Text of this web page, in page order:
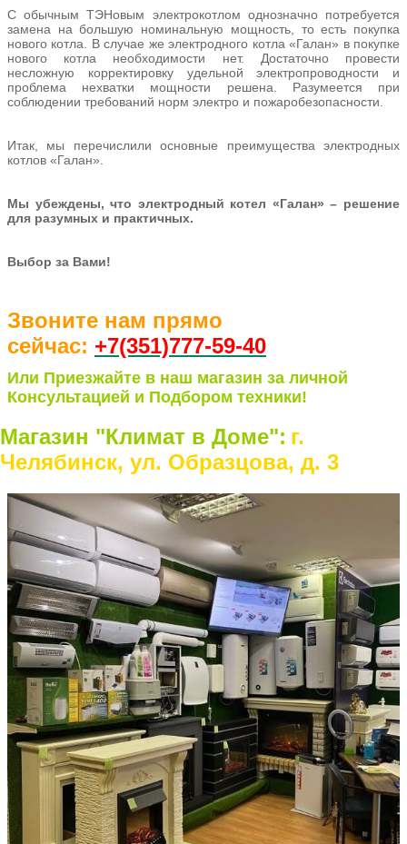
С обычным ТЭНовым электрокотлом однозначно потребуется
замена на большую номинальную мощность, то есть покупка
нового котла. В случае же электродного котла «Галан» в покупке
нового котла необходимости нет. Достаточно провести
несложную корректировку удельной электропроводности и
проблема нехватки мощности решена. Разумеется при
соблюдении требований норм электро и пожаробезопасности.
Итак, мы перечислили основные преимущества электродных
котлов «Галан».
Мы убеждены, что электродный котел «Галан» – решение
для разумных и практичных.
Выбор за Вами!
Звоните нам прямо
сейчас: +7(351)777-59-40
Или Приезжайте в наш магазин за личной
Консультацией и Подбором техники!
Магазин "Климат в Доме": г.
Челябинск, ул. Образцова, д. 3